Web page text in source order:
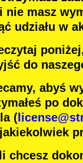
nie masz
udziału w
do
abyś
po
(
chcesz